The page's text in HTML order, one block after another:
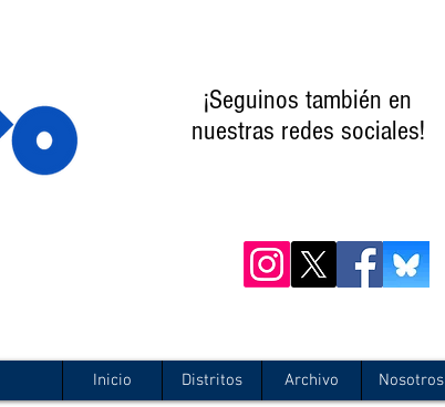
¡Seguinos también en
nuestras redes sociales!
Inicio Distritos Archivo Nosotros